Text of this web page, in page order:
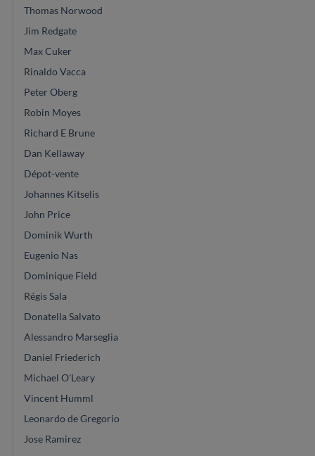
Thomas Norwood
Jim Redgate
Max Cuker
Rinaldo Vacca
Peter Oberg
Robin Moyes
Richard E Brune
Dan Kellaway
Dépot-vente
Johannes Kitselis
John Price
Dominik Wurth
Eugenio Nas
Dominique Field
Régis Sala
Donatella Salvato
Alessandro Marseglia
Daniel Friederich
Michael O'Leary
Vincent Humml
Leonardo de Gregorio
Jose Ramirez